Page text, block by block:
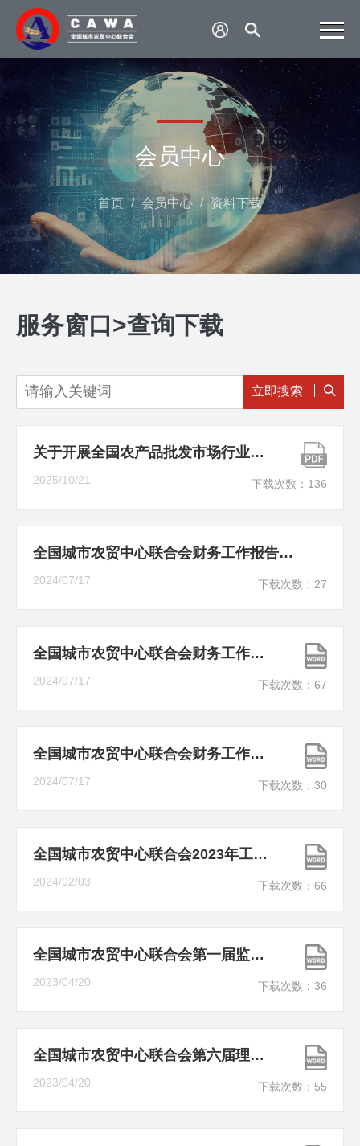
会员中心
首页 / 会员中心 / 资料下载
服务窗口>查询下载
立即搜索
关于开展全国农产品批发市场行业2024排序工作的通知
2025/10/21 下载次数： 136
全国城市农贸中心联合会财务工作报告（2023年度）
2024/07/17 下载次数： 27
全国城市农贸中心联合会财务工作报告（2022年度）
2024/07/17 下载次数： 67
全国城市农贸中心联合会财务工作报告（2021年度）
2024/07/17 下载次数： 30
全国城市农贸中心联合会2023年工作总结及2024年工作计划
2024/02/03 下载次数： 66
全国城市农贸中心联合会第一届监事会工作报告
2023/04/20 下载次数： 36
全国城市农贸中心联合会第六届理事会财务工作报告
2023/04/20 下载次数： 55